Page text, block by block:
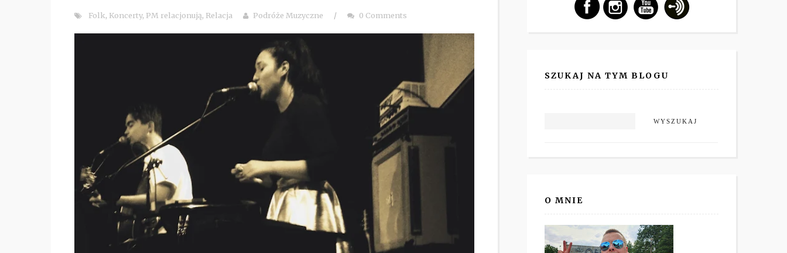
Folk, Koncerty, PM relacjonują, Relacja Podróże Muzyczne / 0 Comments
SZUKAJ NA TYM BLOGU
O MNIE